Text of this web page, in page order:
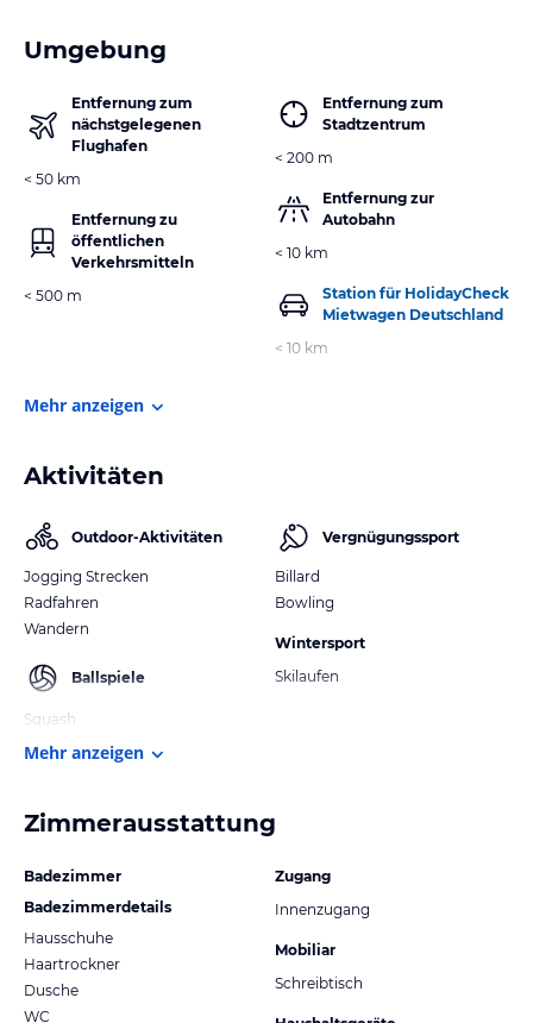
Umgebung
Entfernung zum
nächstgelegenen
Flughafen
< 50 km
Entfernung zu
öffentlichen
Verkehrsmitteln
< 500 m
Entfernung zum
Stadtzentrum
< 200 m
Entfernung zur
Autobahn
< 10 km
Station für HolidayCheck
Mietwagen Deutschland
< 10 km
Mehr anzeigen
Aktivitäten
Outdoor-Aktivitäten
Jogging Strecken
Radfahren
Wandern
Ballspiele
Squash
Vergnügungssport
Billard
Bowling
Wintersport
Skilaufen
Mehr anzeigen
Zimmerausstattung
Badezimmer
Badezimmerdetails
Hausschuhe
Haartrockner
Dusche
WC
Zugang
Innenzugang
Mobiliar
Schreibtisch